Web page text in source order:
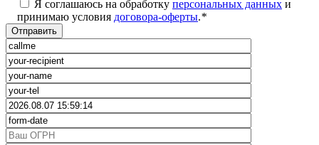
Я соглашаюсь на обработку персональных данных и
принимаю условия договора-оферты.*